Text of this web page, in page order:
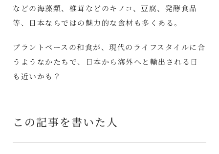
などの海藻類、椎茸などのキノコ、豆腐、発酵食品
等、日本ならではの魅力的な食材も多くある。
プラントベースの和食が、現代のライフスタイルに合
うようなかたちで、日本から海外へと輸出される日
も近いかも？
この記事を書いた人